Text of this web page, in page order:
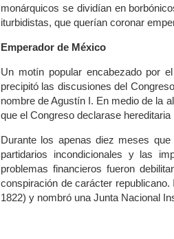
monárquicos se dividían en
iturbidistas, que querían coronar
Emperador de México
Un motín popular encabezado por
precipitó las discusiones del
nombre de Agustín I. En medio de la
que el Congreso declarase
Durante los apenas diez meses
partidarios incondicionales y las
problemas financieros fueron
conspiración de carácter
1822) y nombró una Junta Nacional